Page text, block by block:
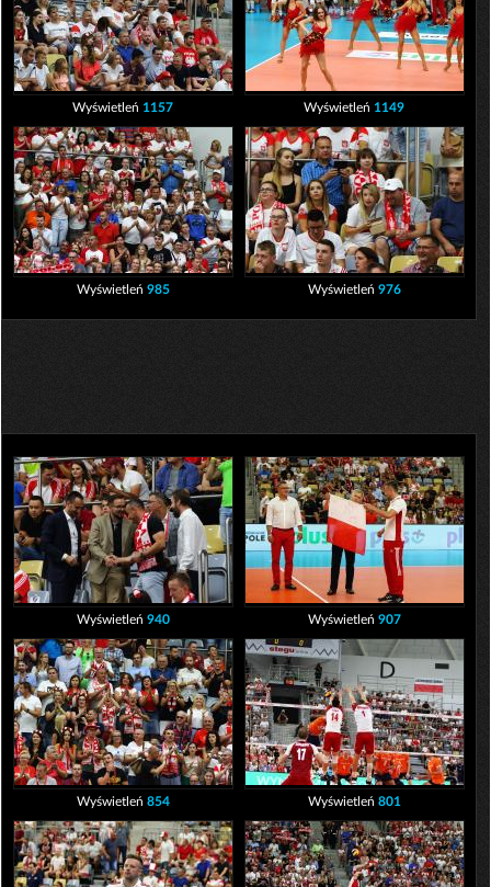
Wyświetleń 1157 Wyświetleń 1149
Wyświetleń 985 Wyświetleń 976
Wyświetleń 940 Wyświetleń 907
Wyświetleń 854 Wyświetleń 801